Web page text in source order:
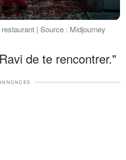
| Source : Midjourney
de te rencontrer."